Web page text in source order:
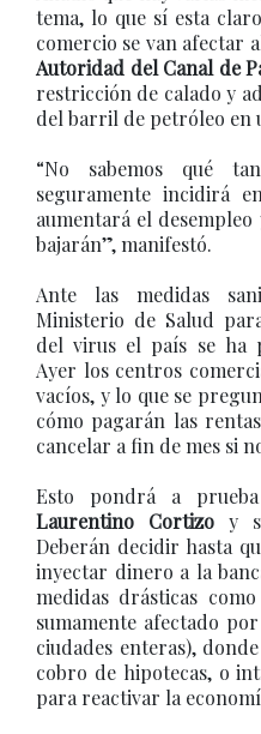
tema, lo que sí esta
comercio se van afectar
Autoridad del Canal de
restricción de calado y
del barril de petróleo en
“No sabemos qué
seguramente incidirá
aumentará el
bajarán”, manifestó.
Ante las medidas
Ministerio de Salud
del virus el país se ha
Ayer los centros
vacíos, y lo que se
cómo pagarán las
cancelar a fin de mes si
Esto pondrá a
Laurentino Cortizo y
Deberán decidir hasta
inyectar dinero a la
medidas drásticas
sumamente afectado
ciudades enteras),
cobro de hipotecas, o
para reactivar la